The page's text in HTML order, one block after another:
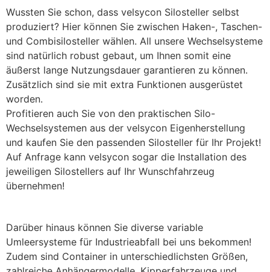
Wussten Sie schon, dass velsycon Silosteller selbst
produziert? Hier können Sie zwischen Haken-, Taschen-
und Combisilosteller wählen. All unsere Wechselsysteme
sind natürlich robust gebaut, um Ihnen somit eine
äußerst lange Nutzungsdauer garantieren zu können.
Zusätzlich sind sie mit extra Funktionen ausgerüstet
worden.
Profitieren auch Sie von den praktischen Silo-
Wechselsystemen aus der velsycon Eigenherstellung
und kaufen Sie den passenden Silosteller für Ihr Projekt!
Auf Anfrage kann velsycon sogar die Installation des
jeweiligen Silostellers auf Ihr Wunschfahrzeug
übernehmen!
Darüber hinaus können Sie diverse variable
Umleersysteme für Industrieabfall bei uns bekommen!
Zudem sind Container in unterschiedlichsten Größen,